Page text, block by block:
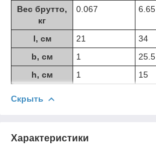
Вес брутто,
кг
0.067 6.65
l, см 21 34
b, см
1 25.5
h, см
1 15
Скрыть
Характеристики